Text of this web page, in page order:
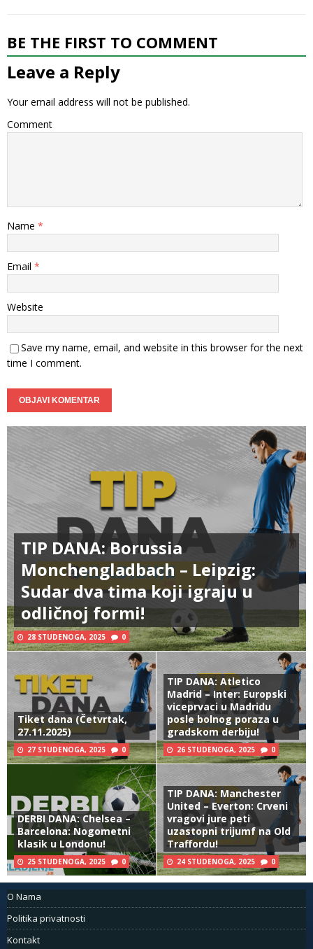
BE THE FIRST TO COMMENT
Leave a Reply
Your email address will not be published.
Comment
Name *
Email *
Website
Save my name, email, and website in this browser for the next
time I comment.
TIP DANA: Borussia
Monchengladbach – Leipzig:
Sudar dva tima koji igraju u
odličnoj formi!
28 STUDENOGA, 2025 0
Tiket dana (Četvrtak,
27.11.2025)
27 STUDENOGA, 2025 0
TIP DANA: Atletico
Madrid – Inter: Europski
viceprvaci u Madridu
posle bolnog poraza u
gradskom derbiju!
26 STUDENOGA, 2025 0
DERBI DANA: Chelsea –
Barcelona: Nogometni
klasik u Londonu!
25 STUDENOGA, 2025 0
TIP DANA: Manchester
United – Everton: Crveni
vragovi jure peti
uzastopni trijumf na Old
Traffordu!
24 STUDENOGA, 2025 0
O Nama
Politika privatnosti
Kontakt